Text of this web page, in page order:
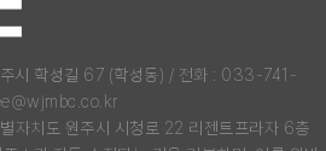
시 학성길 67 (학성동) / 전화 : 033-741-
자치도 원주시 시청로 22 리젠트프라자 6층